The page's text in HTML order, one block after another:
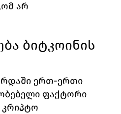
არ
ბიტკოინის
ერთ-ერთი
ფაქტორი
კრიპტო